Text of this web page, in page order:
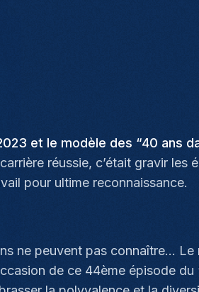
et le modèle des “40 ans
réussie, c’était gravir
pour ultime reconnaissance.
ne peuvent pas connaître…
de ce 44ème épisode